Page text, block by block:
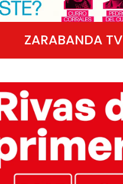
ZARABANDA TV